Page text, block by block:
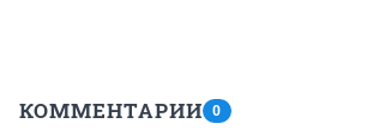
КОММЕНТАРИИ 0